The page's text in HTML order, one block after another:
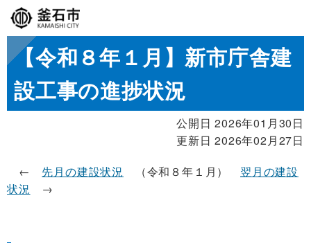
【令和８年１月】新市庁舎建
設工事の進捗状況
公開日 2026年01月30日
更新日 2026年02月27日
← 先月の建設状況 （令和８年１月） 翌月の建設
状況 →